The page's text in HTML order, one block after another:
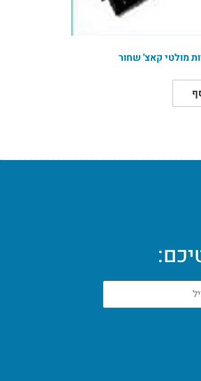
מולטי קאצ' שחור